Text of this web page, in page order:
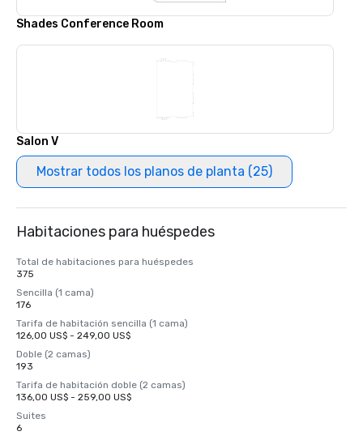
Shades Conference Room
Salon V
Mostrar todos los planos de planta (25)
Habitaciones para huéspedes
Total de habitaciones para huéspedes
375
Sencilla (1 cama)
176
Tarifa de habitación sencilla (1 cama)
126,00 US$ - 249,00 US$
Doble (2 camas)
193
Tarifa de habitación doble (2 camas)
136,00 US$ - 259,00 US$
Suites
6